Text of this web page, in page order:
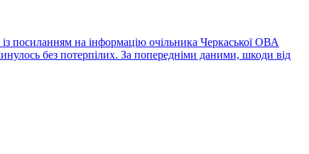
посиланням на інформацію очільника Черкаської ОВА
без потерпілих. За попередніми даними, шкоди від